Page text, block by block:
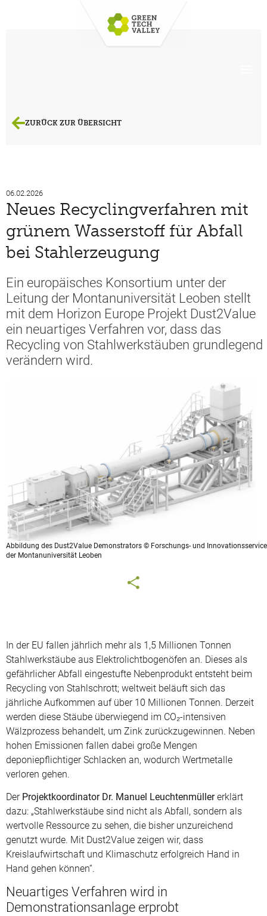
ZURÜCK ZUR ÜBERSICHT
06.02.2026
Neues Recyclingverfahren mit
grünem Wasserstoff für Abfall
bei Stahlerzeugung
Ein europäisches Konsortium unter der
Leitung der Montanuniversität Leoben stellt
mit dem Horizon Europe Projekt Dust2Value
ein neuartiges Verfahren vor, dass das
Recycling von Stahlwerkstäuben grundlegend
verändern wird.
Abbildung des Dust2Value Demonstrators © Forschungs- und Innovationsservice
der Montanuniversität Leoben
In der EU fallen jährlich mehr als 1,5 Millionen Tonnen
Stahlwerkstäube aus Elektrolichtbogenöfen an. Dieses als
gefährlicher Abfall eingestufte Nebenprodukt entsteht beim
Recycling von Stahlschrott; weltweit beläuft sich das
jährliche Aufkommen auf über 10 Millionen Tonnen. Derzeit
werden diese Stäube überwiegend im CO₂-intensiven
Wälzprozess behandelt, um Zink zurückzugewinnen. Neben
hohen Emissionen fallen dabei große Mengen
deponiepflichtiger Schlacken an, wodurch Wertmetalle
verloren gehen.
Der Projektkoordinator Dr. Manuel Leuchtenmüllererklärt
dazu: „Stahlwerkstäube sind nicht als Abfall, sondern als
wertvolle Ressource zu sehen, die bisher unzureichend
genutzt wurde. Mit Dust2Value zeigen wir, dass
Kreislaufwirtschaft und Klimaschutz erfolgreich Hand in
Hand gehen können“.
Neuartiges Verfahren wird in
Demonstrationsanlage erprobt